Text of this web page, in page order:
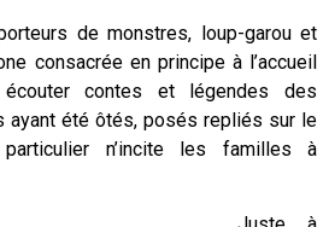
de monstres, loup-garou et
consacrée en principe à l’accueil
contes et légendes des
ayant été ôtés, posés repliés sur le
n’incite les familles à